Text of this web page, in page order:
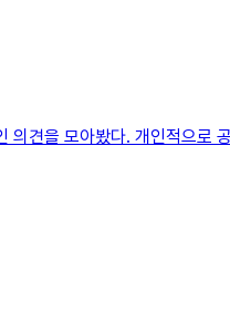
견을 모아봤다. 개인적으로